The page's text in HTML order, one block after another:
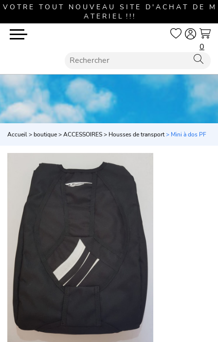
V O T R E T O U T N O U V E A U S I T E D ' A C H A T D E M
A T E R I E L ! ! !
0
Accueil>boutique>ACCESSOIRES> Housses de transport> Mini à dos PF